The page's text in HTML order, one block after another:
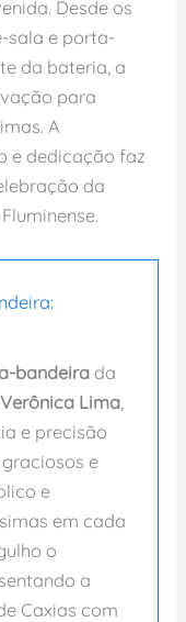
Desde os
sala e porta-
da bateria, a
para
A
e dedicação faz
da
bandeirada
Lima,
e precisão
e
e
em cada
o
a
Caxias com